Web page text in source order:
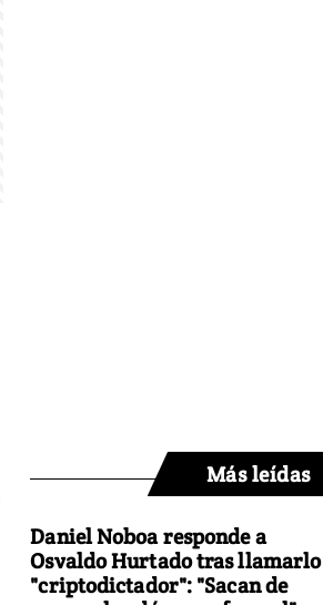
Más leídas
Daniel Noboa responde a
Osvaldo Hurtado tras llamarlo
"criptodictador": "Sacan de